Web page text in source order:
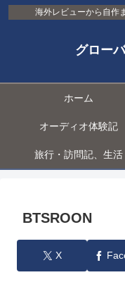
海外レビューから自作
グロー
ホーム
オーディオ体験記
旅行・訪問記、生活
BTSROON
X